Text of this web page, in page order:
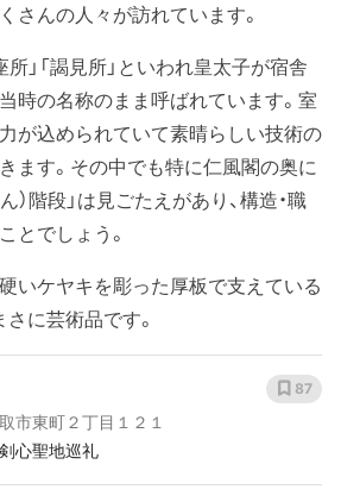
さんの人々が訪れています。
」「謁見所」といわれ皇太子が宿舎
時の名称のまま呼ばれています。室
が込められていて素晴らしい技術の
ます。その中でも特に仁風閣の奥に
）階段」は見ごたえがあり、構造・職
とでしょう。
いケヤキを彫った厚板で支えている
に芸術品です。
市東町２丁目１２１
心聖地巡礼
87